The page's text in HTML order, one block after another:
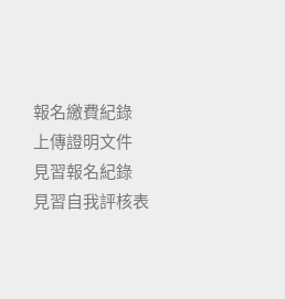
報名繳費紀錄
上傳證明文件
見習報名紀錄
見習自我評核表